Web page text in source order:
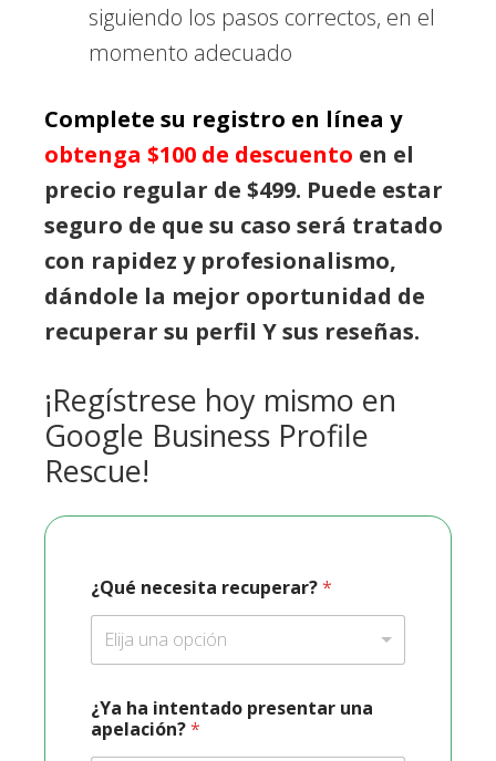
siguiendo los pasos correctos, en el
momento adecuado
Complete su registro en línea y
obtenga $100 de descuento en el
precio regular de $499. Puede estar
seguro de que su caso será tratado
con rapidez y profesionalismo,
dándole la mejor oportunidad de
recuperar su perfil Y sus reseñas.
¡Regístrese hoy mismo en
Google Business Profile
Rescue!
¿Qué necesita recuperar?*
Elija una opción
¿Ya ha intentado presentar una
apelación?*